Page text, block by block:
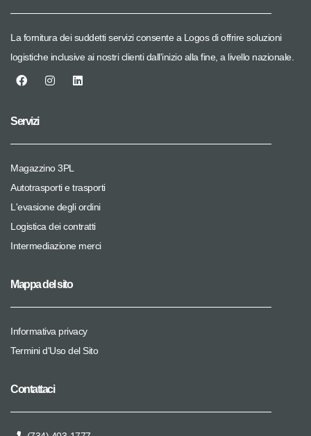
La fornitura dei suddetti servizi consente a Logos di offrire soluzioni
logistiche inclusive ai nostri clienti dall'inizio alla fine, a livello nazionale.
Servizi
Magazzino 3PL
Autotrasporti e trasporti
L'evasione degli ordini
Logistica dei contratti
Intermediazione merci
Mappa del sito
Informativa privacy
Termini d'Uso del Sito
Contattaci